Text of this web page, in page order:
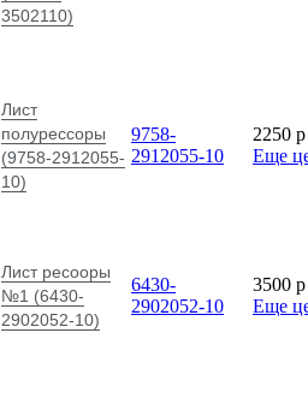
3502110)
Лист
полурессоры
(9758-2912055-
10)
9758-
2912055-10
2250 p
Еще
Лист ресооры
№1 (6430-
2902052-10)
6430-
2902052-10
3500 p
Еще